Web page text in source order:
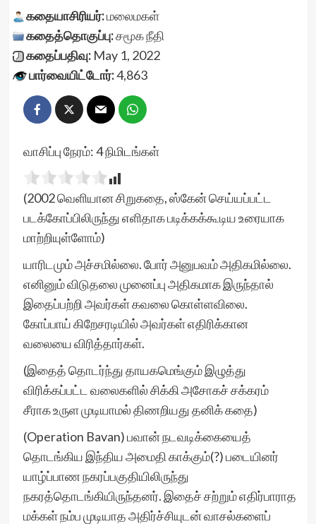
கதையாசிரியர்:மலைமகள்
கதைத்தொகுப்பு:சமூக நீதி
கதைப்பதிவு:May 1, 2022
பார்வையிட்டோர்:4,863
வாசிப்பு நேரம்:4நிமிடங்கள்
(2002 வெளியான சிறுகதை, ஸ்கேன் செய்யப்பட்ட
படக்கோப்பிலிருந்து எளிதாக படிக்கக்கூடிய உரையாக
மாற்றியுள்ளோம்)
யாரிடமும் அச்சமில்லை. போர் அனுபவம் அதிகமில்லை.
எனினும் விடுதலை முனைப்பு அதிகமாக இருந்தால்
இதைப்பற்றி அவர்கள் கவலை கொள்ளவிலை.
கோப்பாய் கிறேசரடியில் அவர்கள் எதிரிக்கான
வலையை விரித்தார்கள்.
(இதைத் தொடர்ந்து தாயகமெங்கும் இழுத்து
விரிக்கப்பட்ட வலைகளில் சிக்கி அசோகச் சக்கரம்
சீராக உருள முடியாமல் திணறியது தனிக் கதை)
(Operation Bavan) பவான் நடவடிக்கையைத்
தொடங்கிய இந்திய அமைதி காக்கும்(?) படையினர்
யாழ்ப்பாண நகரப்பகுதியிலிருந்து
நகரத்தொடங்கியிருந்தனர். இதைச் சற்றும் எதிர்பாராத
மக்கள் நம்ப முடியாத அதிர்ச்சியுடன் வாசல்களைப்